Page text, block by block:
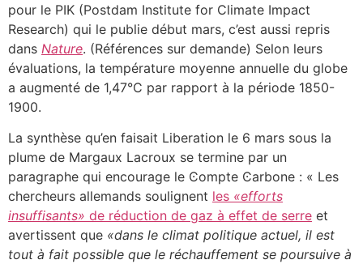
pour le PIK (Postdam Institute for Climate Impact
Research) qui le publie début mars, c’est aussi repris
dans Nature. (Références sur demande) Selon leurs
évaluations, la température moyenne annuelle du globe
a augmenté de 1,47°C par rapport à la période 1850-
1900.
La synthèse qu’en faisait Liberation le 6 mars sous la
plume de Margaux Lacroux se termine par un
paragraphe qui encourage le Ͼompte Ͼarbone : « Les
chercheurs allemands soulignent les «efforts
insuffisants» de réduction de gaz à effet de serre et
avertissent que «dans le climat politique actuel, il est
tout à fait possible que le réchauffement se poursuive à